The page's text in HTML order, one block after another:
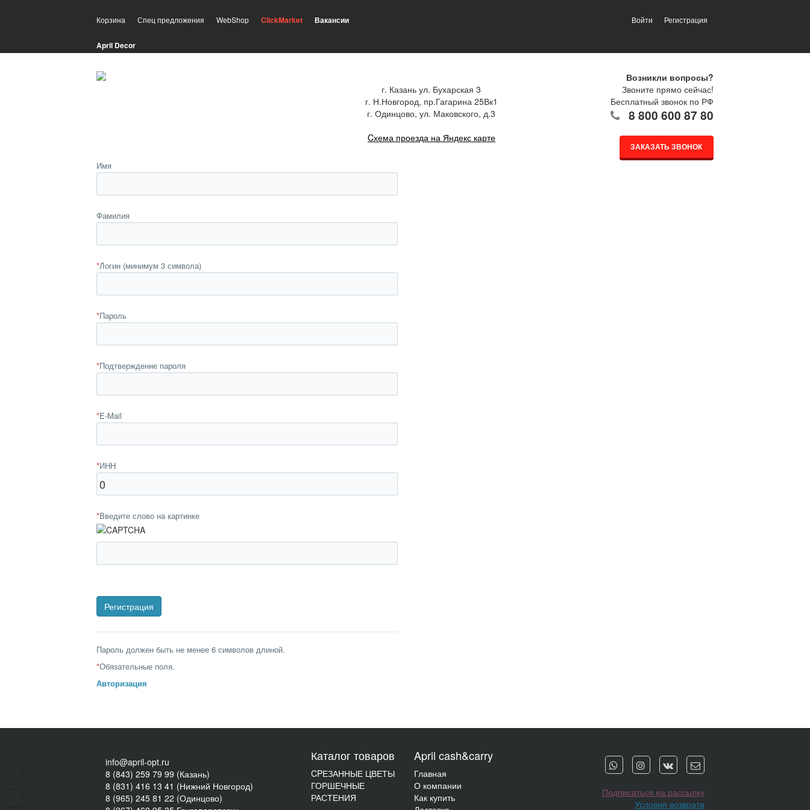
Корзина Спец предложения WebShop ClickMarket Вакансии
April Decor
Войти Регистрация
г. Казань ул. Бухарская 3
г. Н.Новгород, пр.Гагарина 25Вк1
г. Одинцово, ул. Маковского, д.3
Cхема проезда на Яндекс карте
Возникли вопросы?
Звоните прямо сейчас!
Бесплатный звонок по РФ
8 800 600 87 80
ЗАКАЗАТЬ ЗВОНОК
Имя
Фамилия
*Логин (минимум 3 символа)
*Пароль
*Подтверждение пароля
*E-Mail
*ИНН
*Введите слово на картинке
Пароль должен быть не менее 6 символов длиной.
*Обязательные поля.
Авторизация
info@april-opt.ru
8 (843) 259 79 99 (Казань)
8 (831) 416 13 41 (Нижний Новгород)
8 (965) 245 81 22 (Одинцово)
Каталог товаров
CPЕЗАННЫЕ ЦВЕТЫ
ГОРШЕЧНЫЕ
РАСТЕНИЯ
April cash&carry
Главная
О компании
Как купить
Подписаться на рассылку
Условия возврата